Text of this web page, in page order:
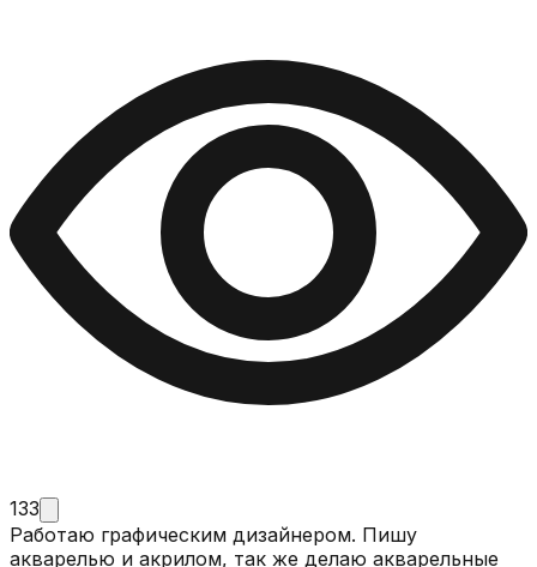
133
Работаю графическим дизайнером. Пишу
акварелью и акрилом, так же делаю акварельные